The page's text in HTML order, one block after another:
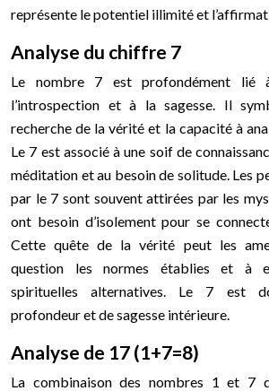
représente le potentiel illimité et
Analyse du chiffre 7
Le nombre 7 est profondément lié
l’introspection et à la sagesse. Il
recherche de la vérité et la capacité à
Le 7 est associé à une soif de
méditation et au besoin de solitude. Les
par le 7 sont souvent attirées par les
ont besoin d’isolement pour se
Cette quête de la vérité peut les
question les normes établies et à
spirituelles alternatives. Le 7 est
profondeur et de sagesse intérieure.
Analyse de 17 (1+7=8)
La combinaison des nombres 1 et 7